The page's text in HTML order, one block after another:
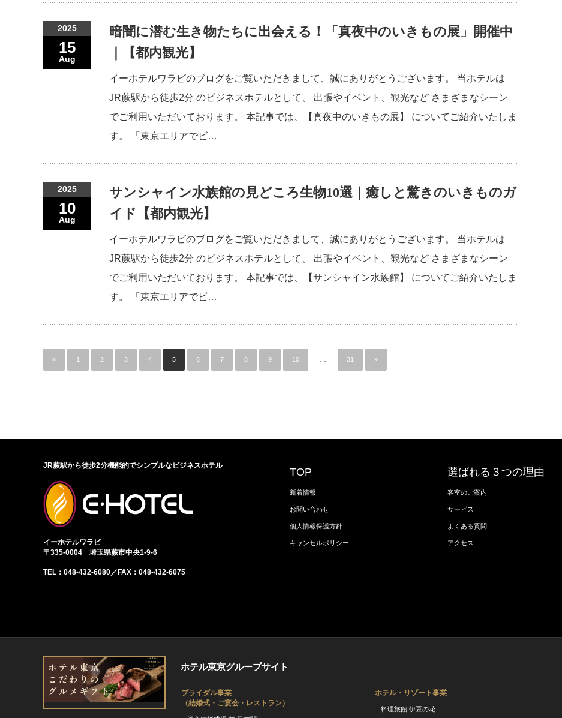
2025
15
Aug
暗闇に潜む生き物たちに出会える！「真夜中のいきもの展」開催中
｜【都内観光】
イーホテルワラビのブログをご覧いただきまして、誠にありがとうございます。 当ホテルは
JR蕨駅から徒歩2分 のビジネスホテルとして、 出張やイベント、観光など さまざまなシーン
でご利用いただいております。 本記事では、【真夜中のいきもの展】 についてご紹介いたしま
す。 「東京エリアでビ…
2025
10
Aug
サンシャイン水族館の見どころ生物10選｜癒しと驚きのいきものガ
イド【都内観光】
イーホテルワラビのブログをご覧いただきまして、誠にありがとうございます。 当ホテルは
JR蕨駅から徒歩2分 のビジネスホテルとして、 出張やイベント、観光など さまざまなシーン
でご利用いただいております。 本記事では、【サンシャイン水族館】 についてご紹介いたしま
す。 「東京エリアでビ…
« 1 2 3 4 5 6 7 8 9 10 31 »
JR蕨駅から徒歩2分機能的でシンプルなビジネスホテル
イーホテルワラビ
〒335-0004 埼玉県蕨市中央1-9-6
TEL：048-432-6080／FAX：048-432-6075
TOP
新着情報
お問い合わせ
個人情報保護方針
キャンセルポリシー
選ばれる３つの理由
客室のご案内
サービス
よくある質問
アクセス
ホテル東京グループサイト
ブライダル事業
（結婚式・ご宴会・レストラン）
ホテル・リゾート事業
料理旅館 伊豆の花